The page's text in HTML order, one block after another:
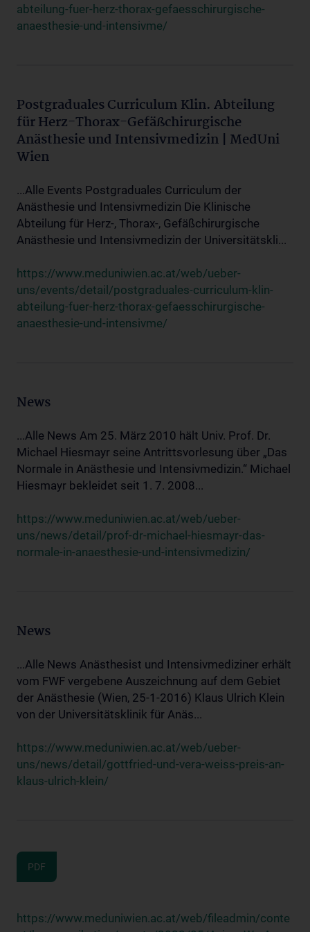
abteilung-fuer-herz-thorax-gefaesschirurgische-
anaesthesie-und-intensivme/
Postgraduales Curriculum Klin. Abteilung
für Herz-Thorax-Gefäßchirurgische
Anästhesie und Intensivmedizin | MedUni
Wien
...Alle Events Postgraduales Curriculum der
Anästhesie und Intensivmedizin Die Klinische
Abteilung für Herz-, Thorax-, Gefäßchirurgische
Anästhesie und Intensivmedizin der Universitätskli...
https://www.meduniwien.ac.at/web/ueber-
uns/events/detail/postgraduales-curriculum-klin-
abteilung-fuer-herz-thorax-gefaesschirurgische-
anaesthesie-und-intensivme/
News
...Alle News Am 25. März 2010 hält Univ. Prof. Dr.
Michael Hiesmayr seine Antrittsvorlesung über „Das
Normale in Anästhesie und Intensivmedizin.“ Michael
Hiesmayr bekleidet seit 1. 7. 2008...
https://www.meduniwien.ac.at/web/ueber-
uns/news/detail/prof-dr-michael-hiesmayr-das-
normale-in-anaesthesie-und-intensivmedizin/
News
...Alle News Anästhesist und Intensivmediziner erhält
vom FWF vergebene Auszeichnung auf dem Gebiet
der Anästhesie (Wien, 25-1-2016) Klaus Ulrich Klein
von der Universitätsklinik für Anäs...
https://www.meduniwien.ac.at/web/ueber-
uns/news/detail/gottfried-und-vera-weiss-preis-an-
klaus-ulrich-klein/
PDF
https://www.meduniwien.ac.at/web/fileadmin/conte